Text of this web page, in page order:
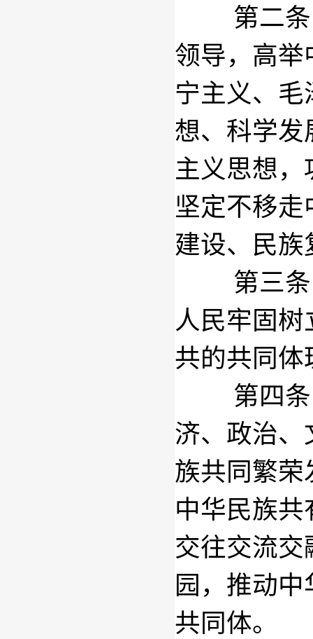
第二条
领导，高举
宁主义、毛
想、科学发
主义思想
坚定不移
建设、民族
第三条
人民牢固
共的共同体
第四条
济、政治、
族共同繁荣
中华民族
交往交流
园，推动
共同体。